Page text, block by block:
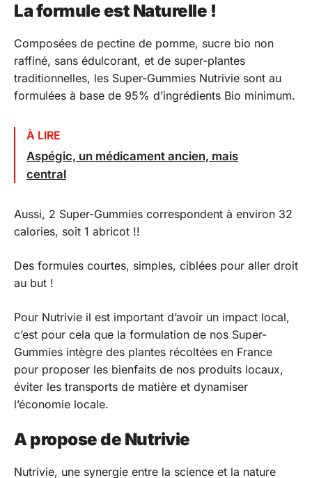
La formule est Naturelle !
Composées de pectine de pomme, sucre bio non
raffiné, sans édulcorant, et de super-plantes
traditionnelles, les Super-Gummies Nutrivie sont au
formulées à base de 95% d’ingrédients Bio minimum.
À LIRE
Aspégic, un médicament ancien, mais
central
Aussi, 2 Super-Gummies correspondent à environ 32
calories, soit 1 abricot !!
Des formules courtes, simples, ciblées pour aller droit
au but !
Pour Nutrivie il est important d’avoir un impact local,
c’est pour cela que la formulation de nos Super-
Gummies intègre des plantes récoltées en France
pour proposer les bienfaits de nos produits locaux,
éviter les transports de matière et dynamiser
l’économie locale.
A propose de Nutrivie
Nutrivie, une synergie entre la science et la nature